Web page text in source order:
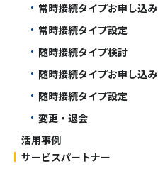
常時接続タイプお申し込み
常時接続タイプ設定
随時接続タイプ検討
随時接続タイプお申し込み
随時接続タイプ設定
変更・退会
活用事例
サービスパートナー